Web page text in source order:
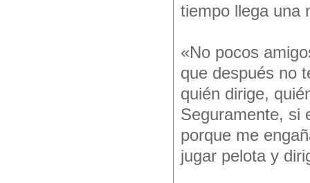
tiempo llega una
«No pocos
que después no
quién dirige,
Seguramente, si
porque me
jugar pelota y